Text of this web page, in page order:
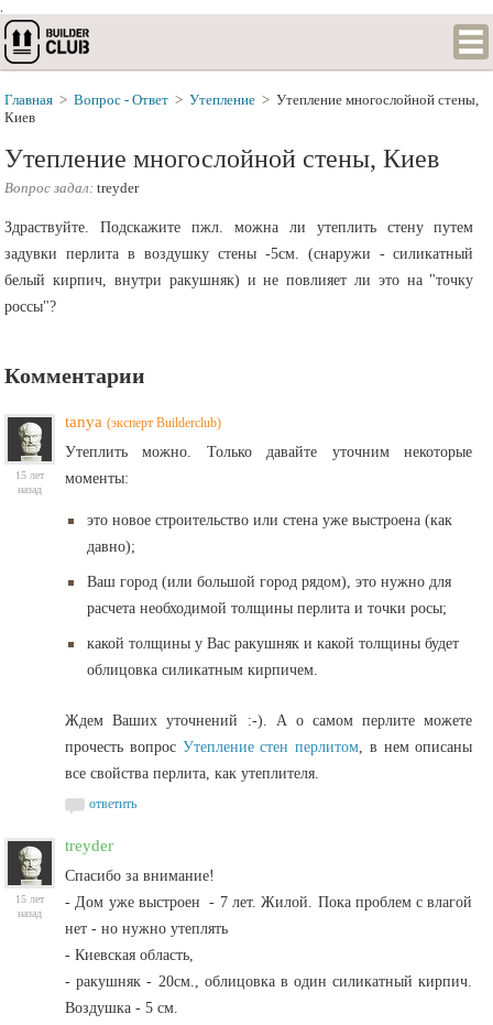
.
Главная > Вопрос - Ответ > Утепление > Утепление многослойной стены,
Киев
Утепление многослойной стены, Киев
Вопрос задал: treyder
Здраствуйте. Подскажите пжл. можна ли утеплить стену путем
задувки перлита в воздушку стены -5см. (снаружи - силикатный
белый кирпич, внутри ракушняк) и не повлияет ли это на "точку
россы"?
Комментарии
15 лет
назад
tanya (эксперт Builderclub)
Утеплить можно. Только давайте уточним некоторые
моменты:
это новое строительство или стена уже выстроена (как
давно);
Ваш город (или большой город рядом), это нужно для
расчета необходимой толщины перлита и точки росы;
какой толщины у Вас ракушняк и какой толщины будет
облицовка силикатным кирпичем.
Ждем Ваших уточнений :-). А о самом перлите можете
прочесть вопрос Утепление стен перлитом, в нем описаны
все свойства перлита, как утеплителя.
ответить
15 лет
назад
treyder
Спасибо за внимание!
- Дом уже выстроен - 7 лет. Жилой. Пока проблем с влагой
нет - но нужно утеплять
- Киевская область,
- ракушняк - 20см., облицовка в один силикатный кирпич.
Воздушка - 5 см.